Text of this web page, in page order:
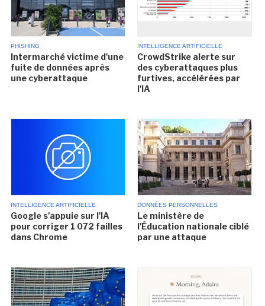
PHISHING
Intermarché victime d'une
fuite de données après
une cyberattaque
INTELLIGENCE ARTIFICIELLE
CrowdStrike alerte sur
des cyberattaques plus
furtives, accélérées par
l'IA
INTELLIGENCE ARTIFICIELLE
Google s'appuie sur l'IA
pour corriger 1 072 failles
dans Chrome
DONNÉES PERSONNELLES
Le ministère de
l'Éducation nationale ciblé
par une attaque